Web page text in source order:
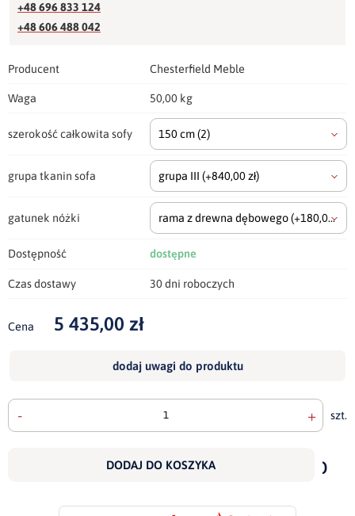
+48 696 833 124
+48 606 488 042
Producent Chesterfield Meble
Waga 50,00 kg
szerokość całkowita sofy 150 cm(2)
grupa tkanin sofa grupa III (+840,00 zł)
gatunek nóżki rama z drewna dębowego(+180,00 zł)
Dostępność dostępne
Czas dostawy 30 dni roboczych
Cena 5 435,00 zł
dodaj uwagi do produktu
- + szt.
DODAJ DO KOSZYKA
do